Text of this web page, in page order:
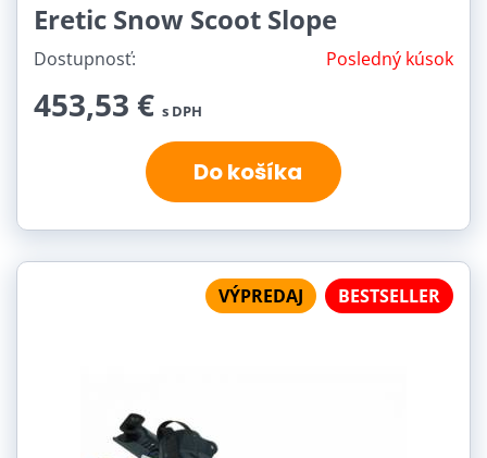
Eretic Snow Scoot Slope
Dostupnosť: Posledný kúsok
453,53 € s DPH
Do košíka
VÝPREDAJ BESTSELLER